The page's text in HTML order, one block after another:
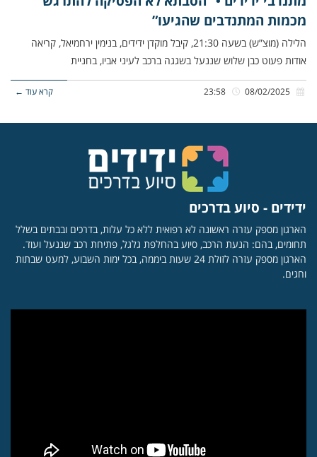
מכמות המתנדבים שהגיעו”
הלילה (מוצ”ש) בשעה 21:30, קיבל מוקדן ידידים, בנימין ירחמיאל, קריאה
אודות פעוט כבן שלוש שננעל בשגגה ברכב לעיני אביו, בחניית
קרא עוד ←
ידידים - סיוע בדרכים
הארגון מספק עזרה ראשונה לא רפואית ללא כל עלות, בדרכים ובבתים בשלל
תחומים, בהם: הנעת הרכב, סיוע בהחלפת גלגל, פתיחת רכב שננעל ועוד.
הארגון מספק עזרה לזולת 24 שעות ביממה, בכל ימות השבוע, למעט שבתות
וחגים.